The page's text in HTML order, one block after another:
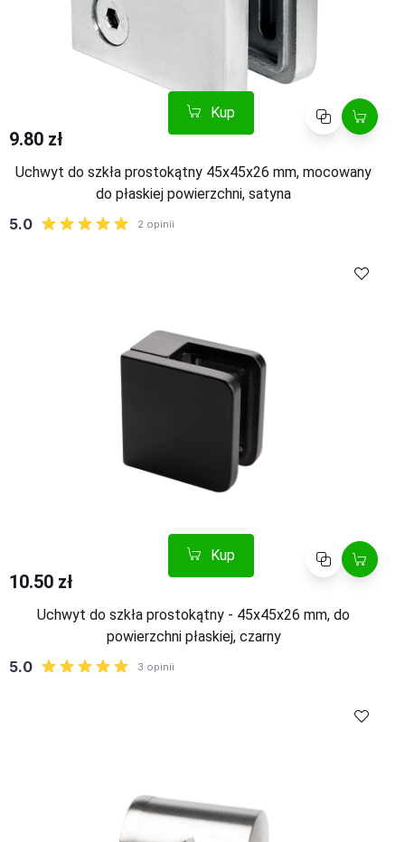
Kup Porównaj
9.80 zł
Uchwyt do szkła prostokątny 45x45x26 mm, mocowany
do płaskiej powierzchni, satyna
Kup Porównaj
10.50 zł
Uchwyt do szkła prostokątny - 45x45x26 mm, do
powierzchni płaskiej, czarny